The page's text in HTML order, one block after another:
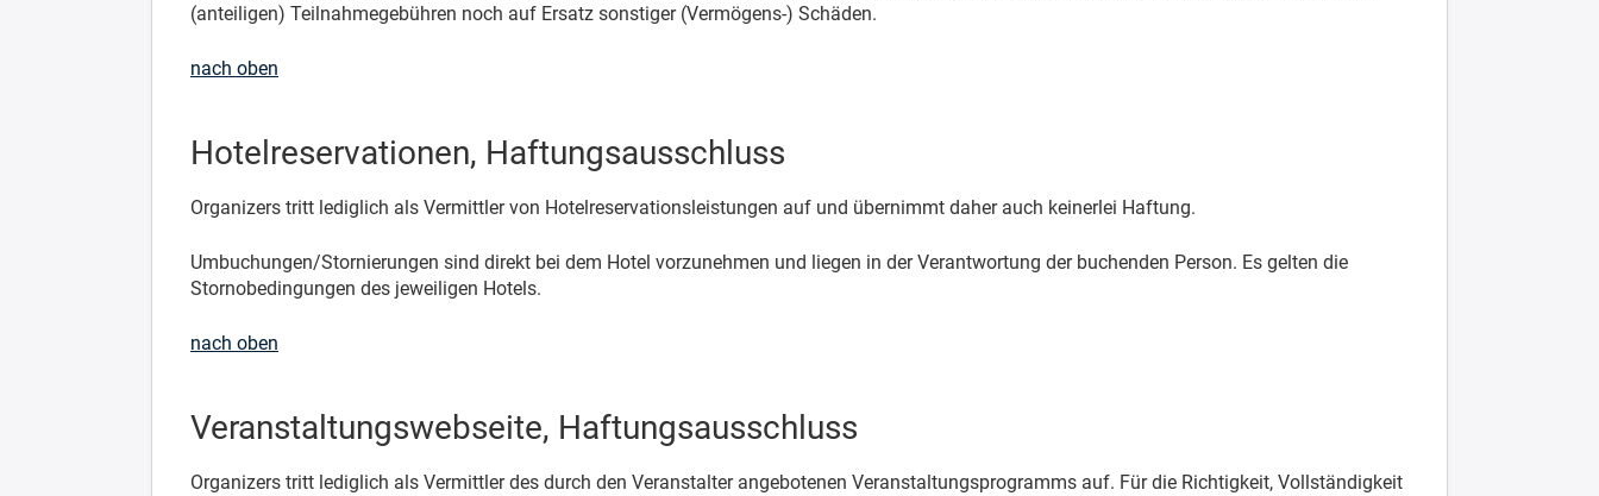
(anteiligen) Teilnahmegebühren noch auf Ersatz sonstiger (Vermögens-) Schäden.
nach oben
Hotelreservationen, Haftungsausschluss
Organizers tritt lediglich als Vermittler von Hotelreservationsleistungen auf und übernimmt daher auch keinerlei Haftung.
Umbuchungen/Stornierungen sind direkt bei dem Hotel vorzunehmen und liegen in der Verantwortung der buchenden Person. Es gelten die
Stornobedingungen des jeweiligen Hotels.
nach oben
Veranstaltungswebseite, Haftungsausschluss
Organizers tritt lediglich als Vermittler des durch den Veranstalter angebotenen Veranstaltungsprogramms auf. Für die Richtigkeit, Vollständigkeit